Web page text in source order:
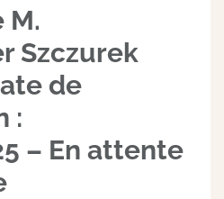
M.
Szczurek
de
:
– En attente